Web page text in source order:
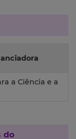
a Ciência e a
do